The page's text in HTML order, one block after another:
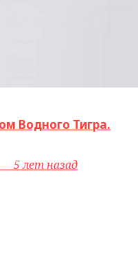
Водного Тигра.
5 лет назад